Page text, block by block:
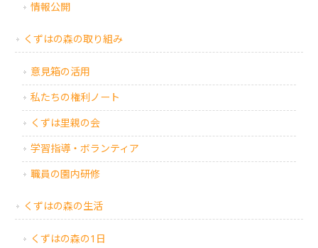
情報公開
くずはの森の取り組み
意見箱の活用
私たちの権利ノート
くずは里親の会
学習指導・ボランティア
職員の園内研修
くずはの森の生活
くずはの森の1日